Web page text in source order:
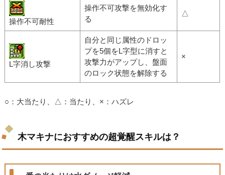
操作不可耐性
操作不可攻撃を無効化す
る
△
L字消し攻撃
自分と同じ属性のドロッ
プを5個をL字型に消すと
攻撃力がアップし、盤面
のロック状態を解除する
×
○：大当たり、△：当たり、×：ハズレ
木マキナにおすすめの超覚醒スキルは？